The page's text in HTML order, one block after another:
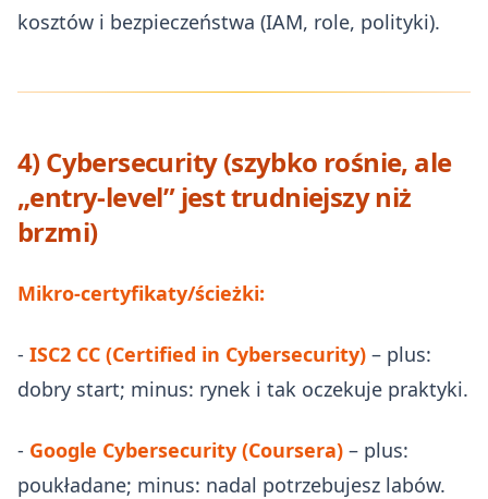
kosztów i bezpieczeństwa (IAM, role, polityki).
4) Cybersecurity (szybko rośnie, ale
„entry-level” jest trudniejszy niż
brzmi)
Mikro‑certyfikaty/ścieżki:
- ISC2 CC (Certified in Cybersecurity) – plus:
dobry start; minus: rynek i tak oczekuje praktyki.
- Google Cybersecurity (Coursera) – plus:
poukładane; minus: nadal potrzebujesz labów.